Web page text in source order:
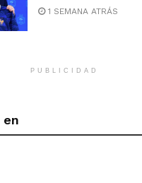
1 SEMANA ATRÁS
PUBLICIDAD
en